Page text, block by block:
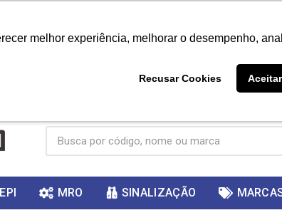
melhor experiência, melhorar o desempenho,
Recusar Cookies
ganhar
EPI MRO SINALIZAÇÃO